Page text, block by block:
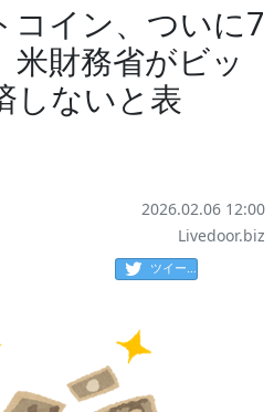
コイン、ついに7
財務省がビッ
しないと表
2026.02.06 12:00
Livedoor.biz
ツイート